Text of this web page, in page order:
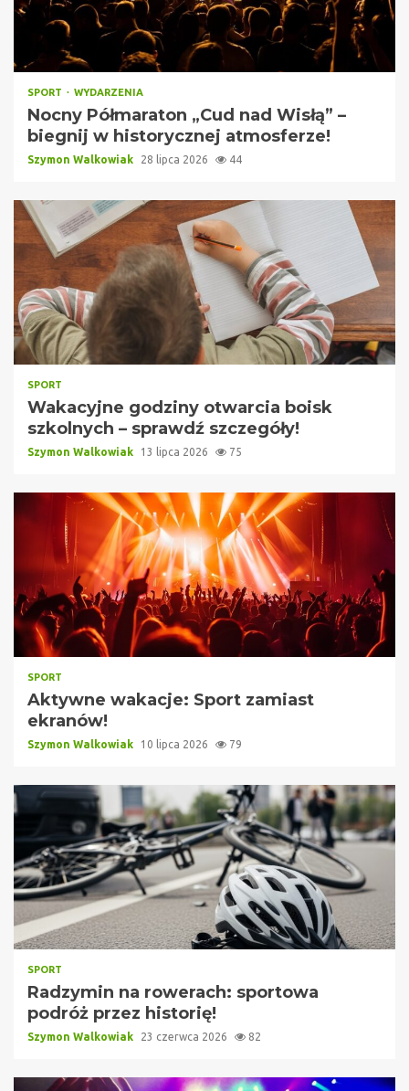
SPORT WYDARZENIA
Nocny Półmaraton „Cud nad Wisłą” –
biegnij w historycznej atmosferze!
Szymon Walkowiak 28 lipca 2026 44
SPORT
Wakacyjne godziny otwarcia boisk
szkolnych – sprawdź szczegóły!
Szymon Walkowiak 13 lipca 2026 75
SPORT
Aktywne wakacje: Sport zamiast
ekranów!
Szymon Walkowiak 10 lipca 2026 79
SPORT
Radzymin na rowerach: sportowa
podróż przez historię!
Szymon Walkowiak 23 czerwca 2026 82